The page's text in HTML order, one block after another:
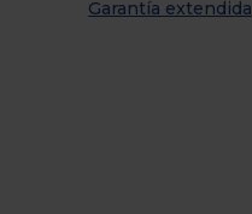
Garantía extendida